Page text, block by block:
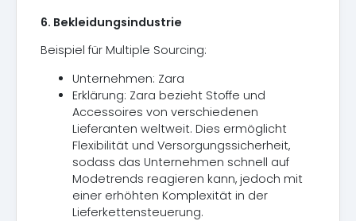
6. Bekleidungsindustrie
Beispiel für Multiple Sourcing:
Unternehmen: Zara
Erklärung: Zara bezieht Stoffe und
Accessoires von verschiedenen
Lieferanten weltweit. Dies ermöglicht
Flexibilität und Versorgungssicherheit,
sodass das Unternehmen schnell auf
Modetrends reagieren kann, jedoch mit
einer erhöhten Komplexität in der
Lieferkettensteuerung.